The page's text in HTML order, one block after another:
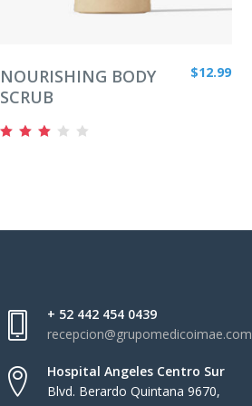
AÑADIR AL CARRITO
NOURISHING BODY
SCRUB
$12.99
+ 52 442 454 0439
recepcion@grupomedicoimae.com
Hospital Angeles Centro Sur
Blvd. Berardo Quintana 9670,